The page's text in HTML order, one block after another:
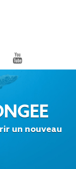
un nouveau